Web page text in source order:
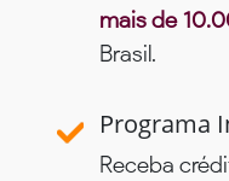
mais de
Brasil.
Programa
Receba